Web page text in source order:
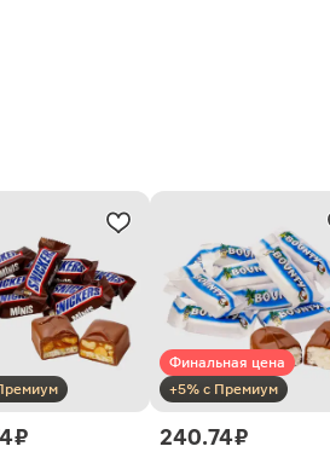
₽
Финальная цена
+5% с Премиум
240.74 ₽